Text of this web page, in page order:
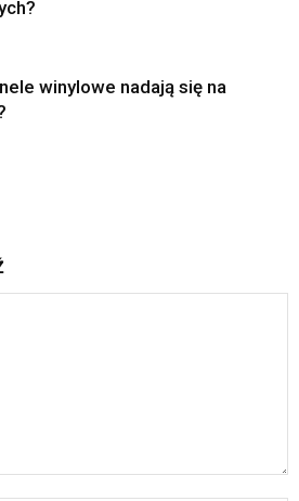
winylowe nadają się na